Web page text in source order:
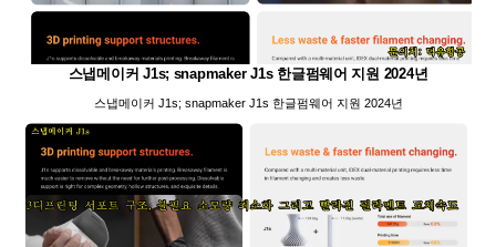
스냅메이커 J1s; snapmaker J1s 한글펌웨어 지원 2024년
스냅메이커 J1s; snapmaker J1s 한글펌웨어 지원 2024년